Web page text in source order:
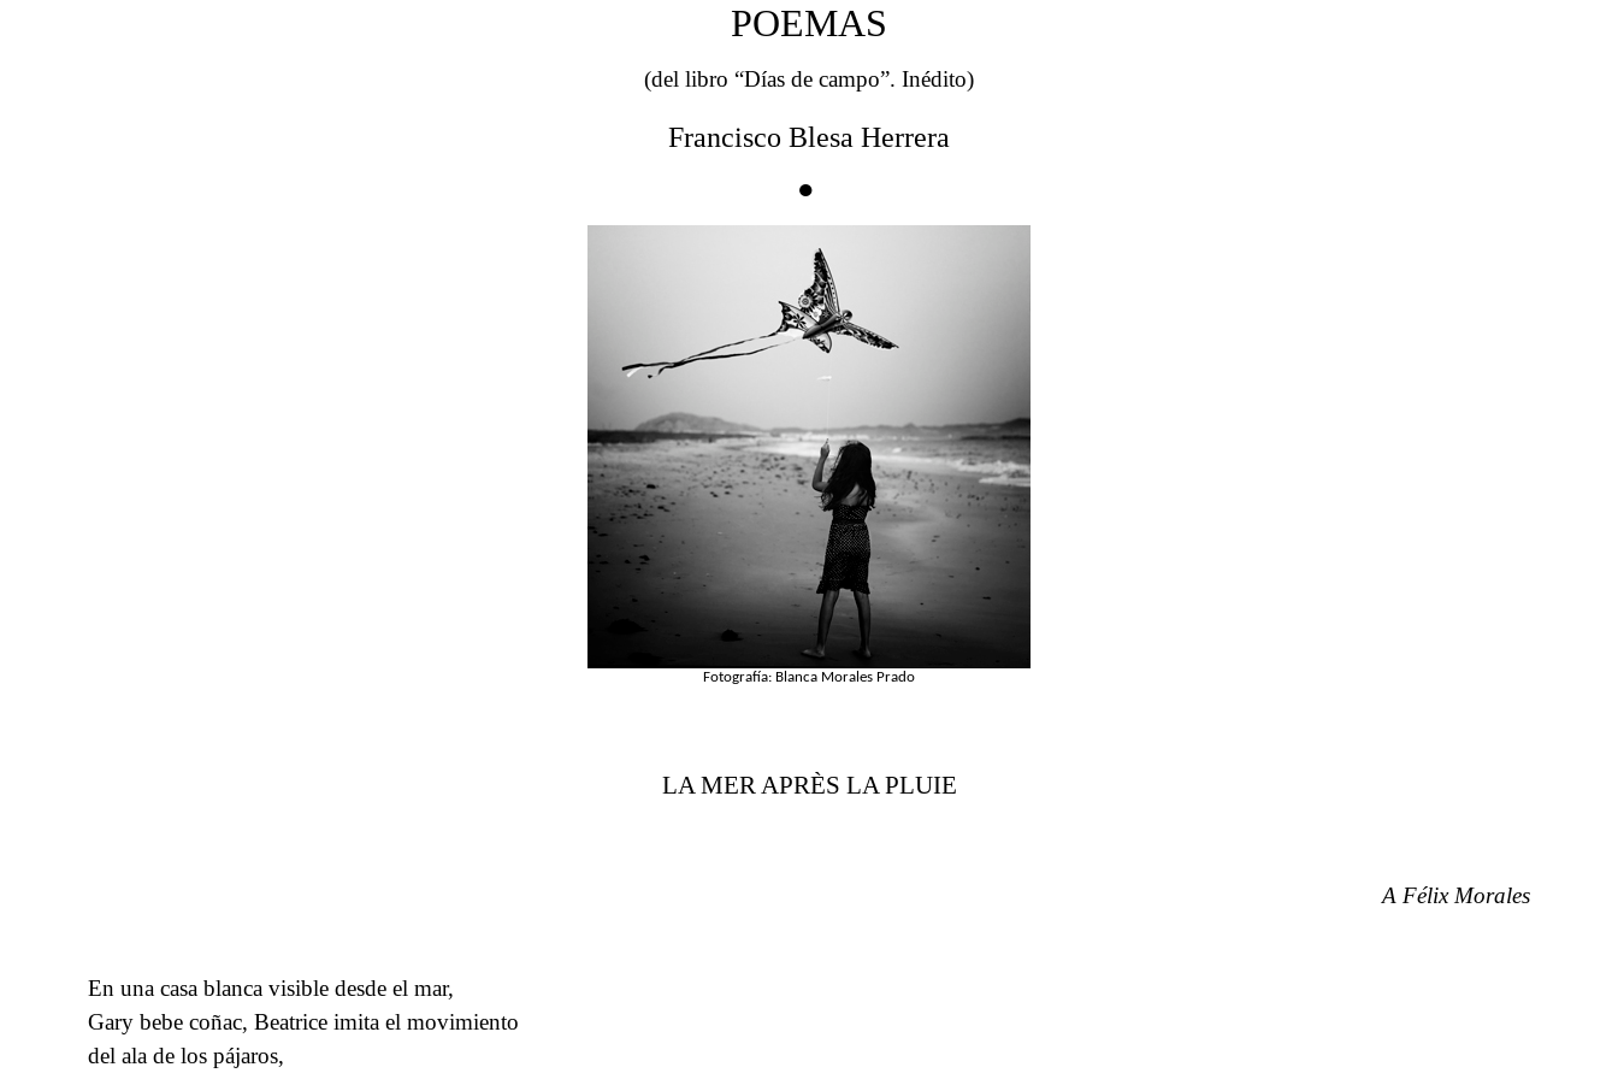
POEMAS
(del libro “Días de campo”. Inédito)
Francisco Blesa Herrera
●
Fotografía: Blanca Morales Prado
LA MER APRÈS LA PLUIE
A Félix Morales
En una casa blanca visible desde el mar,
Gary bebe coñac, Beatrice imita el movimiento
del ala de los pájaros,